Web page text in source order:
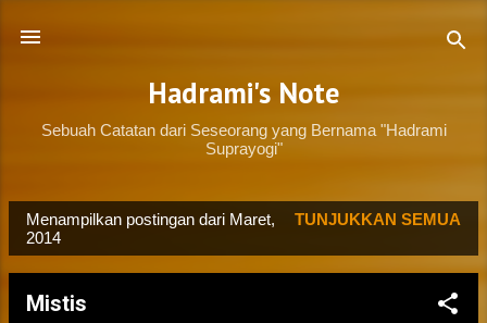
Hadrami's Note
Sebuah Catatan dari Seseorang yang Bernama "Hadrami
Suprayogi"
o
Menampilkan postingan dari Maret,
2014
TUNJUKKAN SEMUA
Mistis